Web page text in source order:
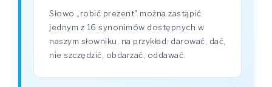
Słowo „robić prezent" można zastąpić
jednym z 16 synonimów dostępnych w
naszym słowniku, na przykład: darować, dać,
nie szczędzić, obdarzać, oddawać.